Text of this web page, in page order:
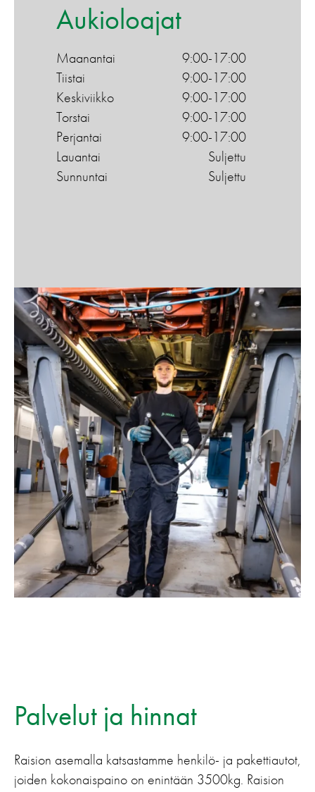
Aukioloajat
Maanantai
9:00-17:00
Tiistai
9:00-17:00
Keskiviikko
9:00-17:00
Torstai
9:00-17:00
Perjantai
9:00-17:00
Lauantai
Suljettu
Sunnuntai
Suljettu
Palvelut ja hinnat
Raision asemalla katsastamme henkilö- ja pakettiautot,
joiden kokonaispaino on enintään 3500kg. Raision